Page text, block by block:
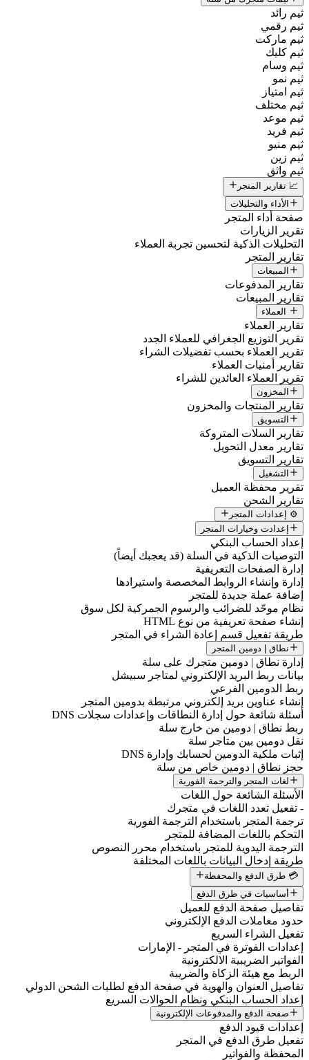
ثيم رائد
ثيم رقمي
ثيم ماركت
ثيم كليك
ثيم وسام
ثيم نمو
ثيم امتياز
ثيم مختلف
ثيم موعد
ثيم فريد
ثيم منيو
ثيم زين
ثيم واثق
📈 تقارير المتجر
الأداء والتحليلات
صفحة أداء المتجر
تقرير الزيارات
التحليلات الذكية لتحسين تجربة العملاء
تقارير المتجر
المبيعات
تقارير المدفوعات
تقارير المبيعات
العملاء
تقارير العملاء
تقرير التوزيع الجغرافي للعملاء الجدد
تقرير العملاء بحسب تفضيلات الشراء
تقارير أمنيات العملاء
تقرير العملاء العائدين للشراء
المخزون
تقارير المنتجات والمخزون
التسويق
تقارير السلات المتروكة
تقارير معدل التحويل
تقارير التسويق
التشغيل
تقرير محفظة العميل
تقارير الشحن
⚙️ إعدادات المتجر
إعدادت وخيارات المتجر
إعداد الحساب البنكي
التوصيات الذكية في السلة (قد يعجبك أيضاً)
إدارة الصفحات التعريفية
إدارة وإنشاء الروابط المخصصة واستيرادها
إضافة عملة جديدة للمتجر
نظام موحّد للضرائب والرسوم الجمركية لكل سوق
إنشاء صفحة تعريفية من نوع HTML
طريقة تفعيل قسم إعادة الشراء في المتجر
نطاق | دومين المتجر
إدارة نطاق | دومين متجرك على سلة
بيانات ربط البريد الإلكتروني لمتاجر سبيشل
ربط الدومين الفرعي
إنشاء عناوين بريد إلكتروني مرتبطة بدومين المتجر
أسئلة شائعة حول إدارة النطاقات وإعدادات سجلات DNS
ربط نطاق | دومين من خارج سلة
نقل دومين بين متاجر سلة
إثبات ملكية الدومين لحسابك وإدارة DNS
حجز نطاق | دومين خاص من سلة
لغات المتجر والترجمة الفورية
الأسئلة الشائعة حول اللغات
- تفعيل تعدد اللغات في متجرك
ترجمة المتجر باستخدام الترجمة الفورية
التحكم باللغات المضافة للمتجر
الترجمة اليدوية للمتجر باستخدام محرر النصوص
طريقة إدخال البيانات باللغات المختلفة
💳 طرق الدفع والمحفظة
أساسيات في طرق الدفع
تفاصيل صفحة الدفع للعميل
حدود معاملات الدفع الإلكتروني
تفعيل الشراء السريع
إعدادات الفوترة في المتجر - الإمارات
الفواتير الضريبية الالكترونية
الربط مع هيئة الزكاة والضريبة
تفاصيل العنوان والهوية في صفحة الدفع لطلبات الشحن الدولي
إعداد الحساب البنكي ونظام الحوالات السريع
صفحة الدفع والمدفوعات الإلكترونية
إعدادات قيود الدفع
تفعيل طرق الدفع في المتجر
المحفظة والفواتير